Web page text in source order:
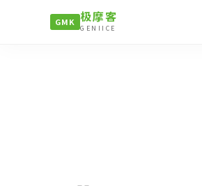
GMK 极摩客
GENIICE